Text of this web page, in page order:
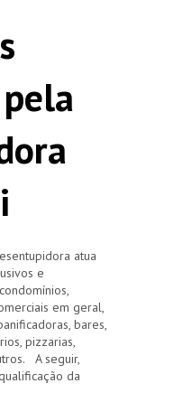
atua
e
em geral,
bares,
pizzarias,
A seguir,
da